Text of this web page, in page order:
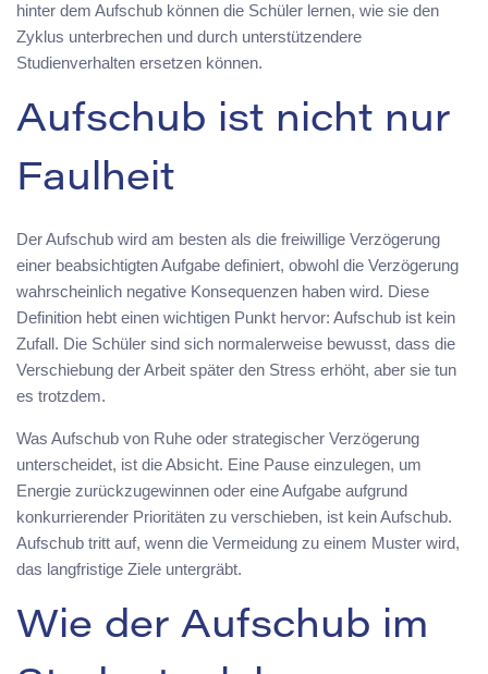
hinter dem Aufschub können die Schüler lernen, wie sie den
Zyklus unterbrechen und durch unterstützendere
Studienverhalten ersetzen können.
Aufschub ist nicht nur
Faulheit
Der Aufschub wird am besten als die freiwillige Verzögerung
einer beabsichtigten Aufgabe definiert, obwohl die Verzögerung
wahrscheinlich negative Konsequenzen haben wird. Diese
Definition hebt einen wichtigen Punkt hervor: Aufschub ist kein
Zufall. Die Schüler sind sich normalerweise bewusst, dass die
Verschiebung der Arbeit später den Stress erhöht, aber sie tun
es trotzdem.
Was Aufschub von Ruhe oder strategischer Verzögerung
unterscheidet, ist die Absicht. Eine Pause einzulegen, um
Energie zurückzugewinnen oder eine Aufgabe aufgrund
konkurrierender Prioritäten zu verschieben, ist kein Aufschub.
Aufschub tritt auf, wenn die Vermeidung zu einem Muster wird,
das langfristige Ziele untergräbt.
Wie der Aufschub im